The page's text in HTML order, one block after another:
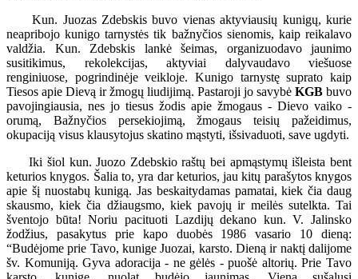
Kun. Juozas Zdebskis buvo vienas aktyviausių kunigų, kurie
neapribojo kunigo tarnystės tik bažnyčios sienomis, kaip reikalavo
valdžia. Kun. Zdebskis lankė šeimas, organizuodavo jaunimo
susitikimus, rekolekcijas, aktyviai dalyvaudavo viešuose
renginiuose, pogrindinėje veikloje. Kunigo tarnystę suprato kaip
Tiesos apie Dievą ir žmogų liudijimą. Pastaroji jo savybė KGB buvo
pavojingiausia, nes jo tiesus žodis apie žmogaus - Dievo vaiko -
orumą, Bažnyčios persekiojimą, žmogaus teisių pažeidimus,
okupaciją visus klausytojus skatino mąstyti, išsivaduoti, save ugdyti.
Iki šiol kun. Juozo Zdebskio raštų bei apmąstymų išleista bent
keturios knygos. Šalia to, yra dar keturios, jau kitų parašytos knygos
apie šį nuostabų kunigą. Jas beskaitydamas pamatai, kiek čia daug
skausmo, kiek čia džiaugsmo, kiek pavojų ir meilės sutelkta. Tai
šventojo būta! Noriu pacituoti Lazdijų dekano kun. V. Jalinsko
žodžius, pasakytus prie kapo duobės 1986 vasario 10 dieną:
“Budėjome prie Tavo, kunige Juozai, karsto. Dieną ir naktį dalijome
šv. Komuniją. Gyva adoracija - ne gėlės - puošė altorių. Prie Tavo